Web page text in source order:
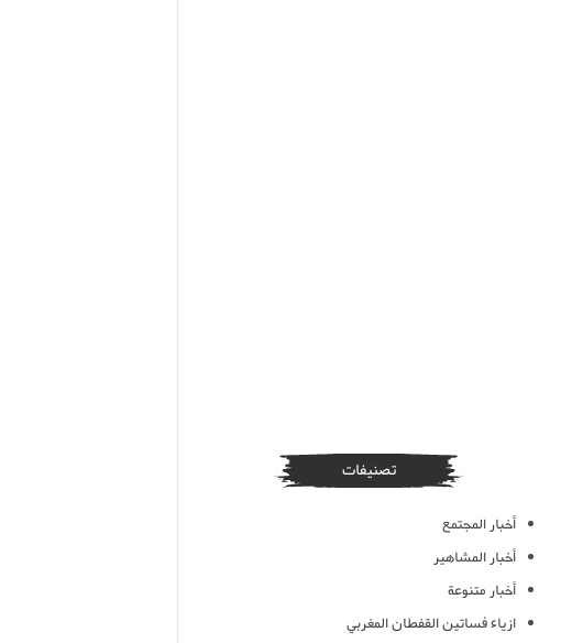
تصنيفات
أخبار المجتمع
أخبار المشاهير
أخبار متنوعة
ازياء فساتين القفطان المغربي